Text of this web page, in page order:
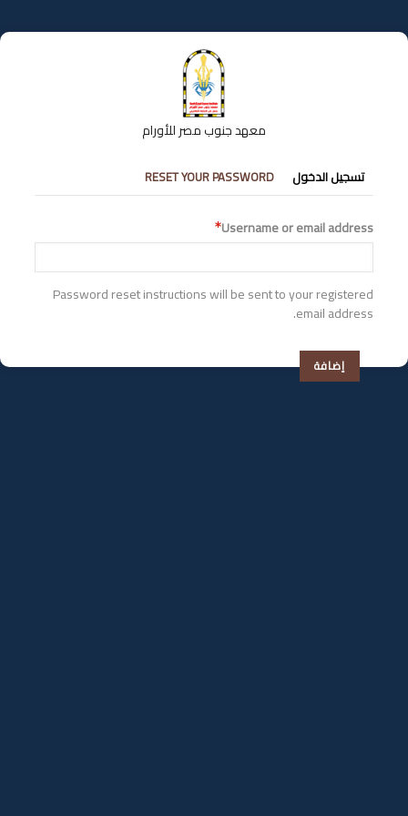
إلى
المحتوى
معهد جنوب مصر للأورام
التبويبات
الأساسية
تسجيل الدخول RESET YOUR PASSWORD
Username or email address
Password reset instructions will be sent to your registered
email address.